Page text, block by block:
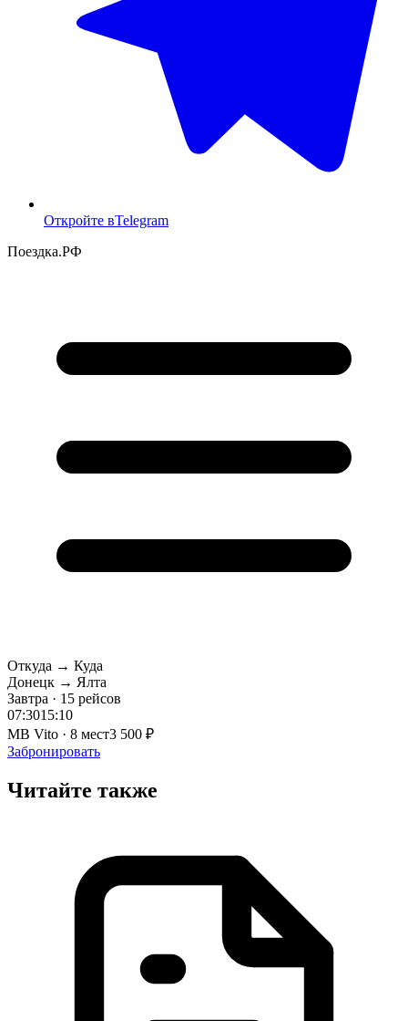
Откройте вTelegram
Поездка.РФ
Откуда → Куда
Донецк → Ялта
Завтра · 15 рейсов
07:3015:10
MB Vito · 8 мест3 500 ₽
Забронировать
Читайте также